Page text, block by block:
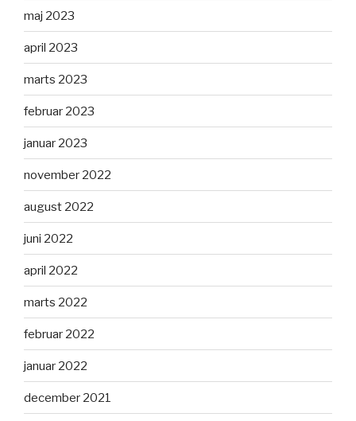
maj 2023
april 2023
marts 2023
februar 2023
januar 2023
november 2022
august 2022
juni 2022
april 2022
marts 2022
februar 2022
januar 2022
december 2021